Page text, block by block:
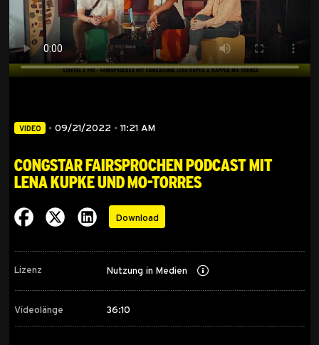
VIDEO -09/21/2022 - 11:21 AM
congstar FAIRsprochen Podcast mit
Lena Kupke und Mo-Torres
Download
Lizenz Nutzung in Medien
Videolänge 36:10